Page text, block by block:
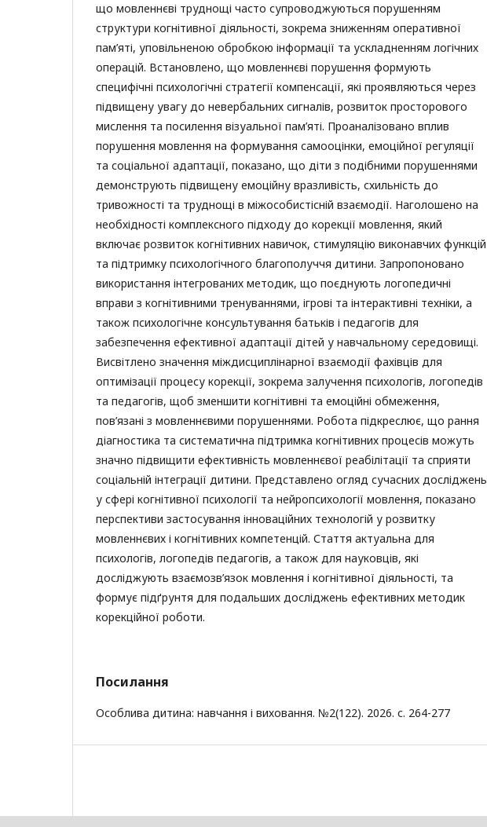
що мовленнєві труднощі часто супроводжуються порушенням
структури когнітивної діяльності, зокрема зниженням оперативної
пам’яті, уповільненою обробкою інформації та ускладненням логічних
операцій. Встановлено, що мовленнєві порушення формують
специфічні психологічні стратегії компенсації, які проявляються через
підвищену увагу до невербальних сигналів, розвиток просторового
мислення та посилення візуальної пам’яті. Проаналізовано вплив
порушення мовлення на формування самооцінки, емоційної регуляції
та соціальної адаптації, показано, що діти з подібними порушеннями
демонструють підвищену емоційну вразливість, схильність до
тривожності та труднощі в міжособистісній взаємодії. Наголошено на
необхідності комплексного підходу до корекції мовлення, який
включає розвиток когнітивних навичок, стимуляцію виконавчих функцій
та підтримку психологічного благополуччя дитини. Запропоновано
використання інтегрованих методик, що поєднують логопедичні
вправи з когнітивними тренуваннями, ігрові та інтерактивні техніки, а
також психологічне консультування батьків і педагогів для
забезпечення ефективної адаптації дітей у навчальному середовищі.
Висвітлено значення міждисциплінарної взаємодії фахівців для
оптимізації процесу корекції, зокрема залучення психологів, логопедів
та педагогів, щоб зменшити когнітивні та емоційні обмеження,
пов’язані з мовленнєвими порушеннями. Робота підкреслює, що рання
діагностика та систематична підтримка когнітивних процесів можуть
значно підвищити ефективність мовленнєвої реабілітації та сприяти
соціальній інтеграції дитини. Представлено огляд сучасних досліджень
у сфері когнітивної психології та нейропсихології мовлення, показано
перспективи застосування інноваційних технологій у розвитку
мовленнєвих і когнітивних компетенцій. Стаття актуальна для
психологів, логопедів педагогів, а також для науковців, які
досліджують взаємозв’язок мовлення і когнітивної діяльності, та
формує підґрунтя для подальших досліджень ефективних методик
корекційної роботи.
Посилання
Особлива дитина: навчання і виховання. №2(122). 2026. с. 264-277